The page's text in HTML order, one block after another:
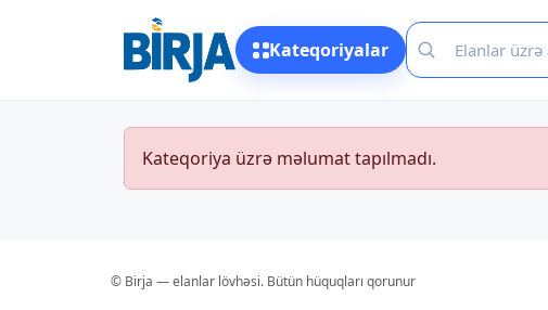
Kateqoriyalar
Kateqoriya üzrə məlumat tapılmadı.
© Birja — elanlar lövhəsi. Bütün hüquqları qorunur